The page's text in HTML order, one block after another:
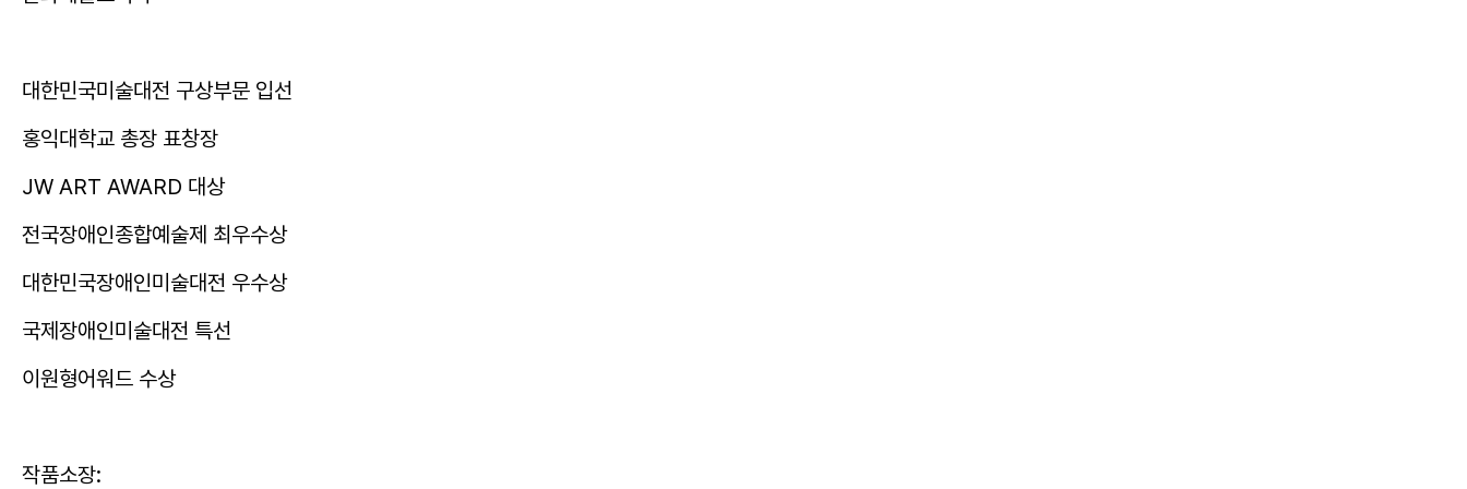
대한민국미술대전 구상부문 입선
홍익대학교 총장 표창장
JW ART AWARD 대상
전국장애인종합예술제 최우수상
대한민국장애인미술대전 우수상
국제장애인미술대전 특선
이원형어워드 수상
작품소장: